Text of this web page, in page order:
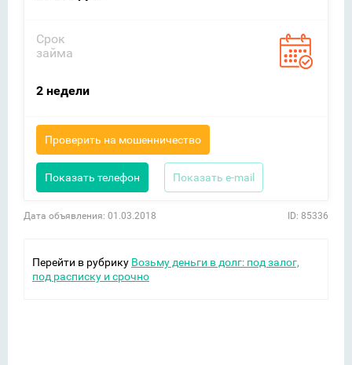
Срок
займа
2 недели
Проверить на мошенничество
Показать телефон Показать e-mail
Дата объявления: 01.03.2018 ID: 85336
Перейти в рубрику Возьму деньги в долг: под залог,
под расписку и срочно